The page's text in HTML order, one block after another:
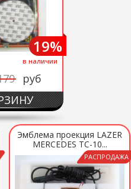
в наличии
руб
19%
РАСПРОДАЖА
Эмблема проекция LAZER
MERCEDES ТС-10...